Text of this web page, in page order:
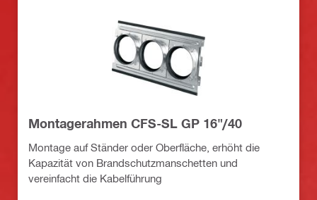
Montagerahmen CFS-SL GP 16"/40
Montage auf Ständer oder Oberfläche, erhöht die
Kapazität von Brandschutzmanschetten und
vereinfacht die Kabelführung